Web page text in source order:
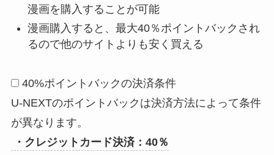
漫画を購入することが可能
漫画購入すると、最大40％ポイントバックされ
るので他のサイトよりも安く買える
40%ポイントバックの決済条件
U-NEXTのポイントバックは決済方法によって条件
が異なります。
・クレジットカード決済：40％